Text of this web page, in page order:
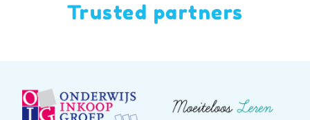
Trusted partners